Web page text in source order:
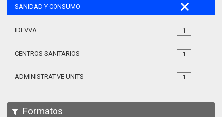
SANIDAD Y CONSUMO
1
IDEVVA
1
CENTROS SANITARIOS
1
ADMINISTRATIVE UNITS
Formatos